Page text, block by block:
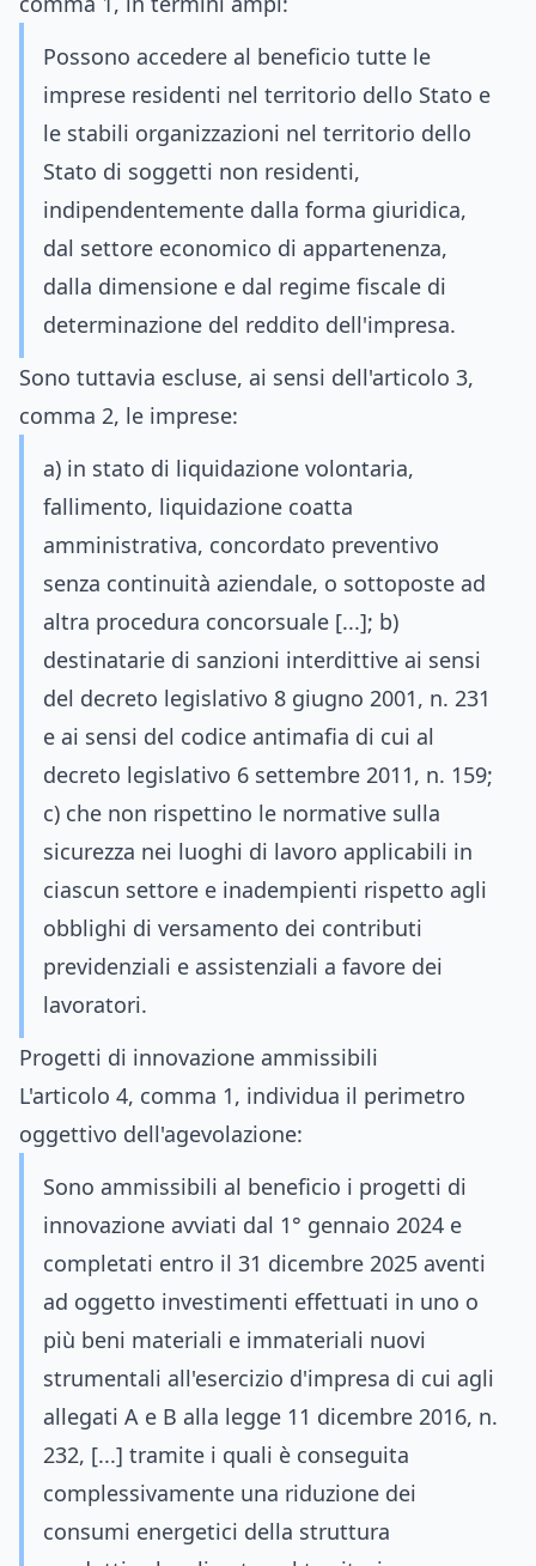
Possono accedere al beneficio tutte le
imprese residenti nel territorio dello Stato e
le stabili organizzazioni nel territorio dello
Stato di soggetti non residenti,
indipendentemente dalla forma giuridica,
dal settore economico di appartenenza,
dalla dimensione e dal regime fiscale di
determinazione del reddito dell'impresa.
Sono tuttavia escluse, ai sensi dell'articolo 3,
comma 2, le imprese:
a) in stato di liquidazione volontaria,
fallimento, liquidazione coatta
amministrativa, concordato preventivo
senza continuità aziendale, o sottoposte ad
altra procedura concorsuale [...]; b)
destinatarie di sanzioni interdittive ai sensi
del decreto legislativo 8 giugno 2001, n. 231
e ai sensi del codice antimafia di cui al
decreto legislativo 6 settembre 2011, n. 159;
c) che non rispettino le normative sulla
sicurezza nei luoghi di lavoro applicabili in
ciascun settore e inadempienti rispetto agli
obblighi di versamento dei contributi
previdenziali e assistenziali a favore dei
lavoratori.
Progetti di innovazione ammissibili
L'articolo 4, comma 1, individua il perimetro
oggettivo dell'agevolazione:
Sono ammissibili al beneficio i progetti di
innovazione avviati dal 1° gennaio 2024 e
completati entro il 31 dicembre 2025 aventi
ad oggetto investimenti effettuati in uno o
più beni materiali e immateriali nuovi
strumentali all'esercizio d'impresa di cui agli
allegati A e B alla legge 11 dicembre 2016, n.
232, [...] tramite i quali è conseguita
complessivamente una riduzione dei
consumi energetici della struttura